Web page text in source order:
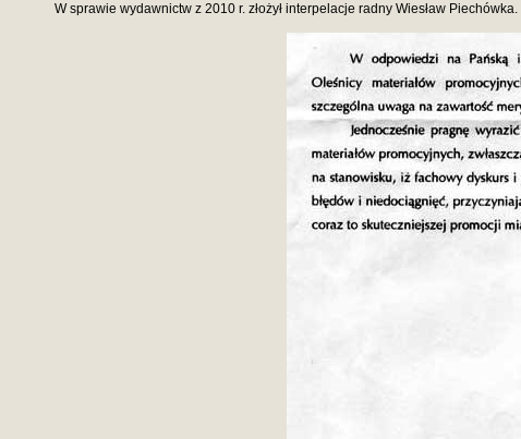
W sprawie wydawnictw z 2010 r. złożył interpelacje radny Wiesław